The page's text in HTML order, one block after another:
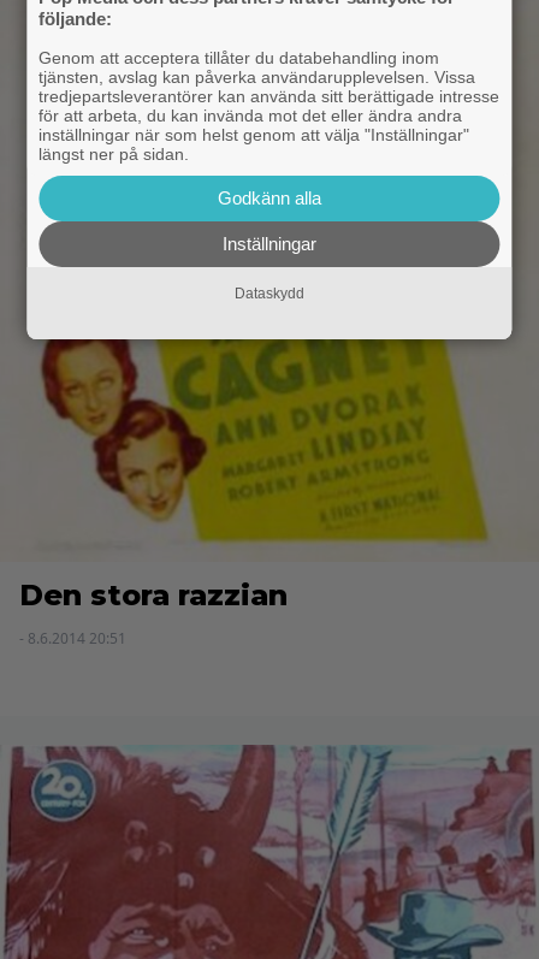
Den stora razzian
- 8.6.2014 20:51
följande:
Genom att acceptera tillåter du databehandling inom
tjänsten, avslag kan påverka användarupplevelsen. Vissa
tredjepartsleverantörer kan använda sitt berättigade intresse
för att arbeta, du kan invända mot det eller ändra andra
inställningar när som helst genom att välja "Inställningar"
längst ner på sidan.
Godkänn alla
Inställningar
Dataskydd